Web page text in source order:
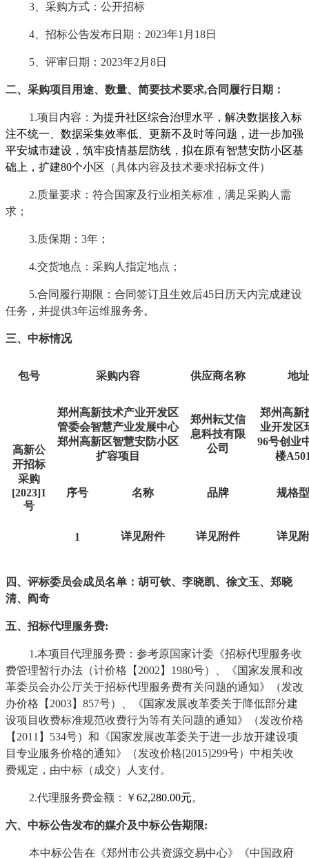
3、采购方式：公开招标
4、招标公告发布日期：2023年1月 18日
5、评审日期：2023年2 月 8日
二、采购项目用途、数量、简要技术要求,合同履行日期：
1.项目内容： 为提升社区综合治理水平，解决数据接入标
注不统一、数据采集效率低、更新不及时等问题，进一步加强
平安城市建设，筑牢疫情基层防线，拟在原有智慧安防小区基
础上，扩建80个小区 （具体内容及技术要求招标文件）
2.质量要求：符合国家及行业相关标准，满足采购人需
求；
3.质保期：3年；
4.交货地点：采购人指定地点；
5.合同履行期限：合同签订且生效后45日历天内完成建设
任务，并提供3年运维服务务。
三、中标情况
包号 采购内容 供应商名称 地址
高新公
开招标
采购
[2023]1
号
郑州高新技术产业开发区
管委会智慧产业发展中心
郑州高新区智慧安防小区
扩容项目
郑州耘艾信
息科技有限
公司
郑州高新
业开发区
96号创业
楼
序号 名称 品牌 规格
1 详见附件 详见附件 详见
四、评标委员会成员名单 ： 胡可钦、 李晓凯、 徐文玉、 郑晓
清、阎奇
五、招标代理服务费:
1.本项目代理服务费：参考原国家计委《招标代理服务收
费管理暂行办法（计价格【 2002】1980号）、《国家发展和改
革委员会办公厅关于招标代理服务费有关问题的通知》（发改
办价格【2003】857号）、《国家发展改革委关于降低部分建
设项目收费标准规范收费行为等有关问题的通知》（发改价格
【2011】534号）和《国家发展改革委关于进一步放开建设项
目专业服务价格的通知》（发改价格[2015]299号）中相关收
费规定，由中标（成交）人支付。
2.代理服务费金额： ￥62,280.00元。
六、中标公告发布的媒介及中标公告期限:
本中标公告在《郑州市公共资源交易中心》《中国政府